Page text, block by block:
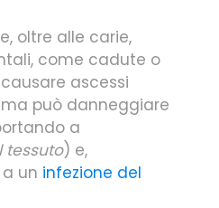
oltre alle carie,
come cadute o
ascessi
può danneggiare
a
tessuto) e,
un infezione del